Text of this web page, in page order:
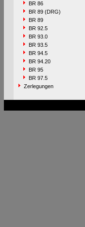
BR 86
BR 89 (DRG)
BR 89
BR 92.5
BR 93.0
BR 93.5
BR 94.5
BR 94.20
BR 95
BR 97.5
Zerlegungen